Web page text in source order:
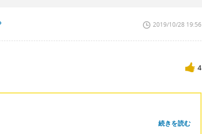
2019/10/28 19:56
4
続きを読む